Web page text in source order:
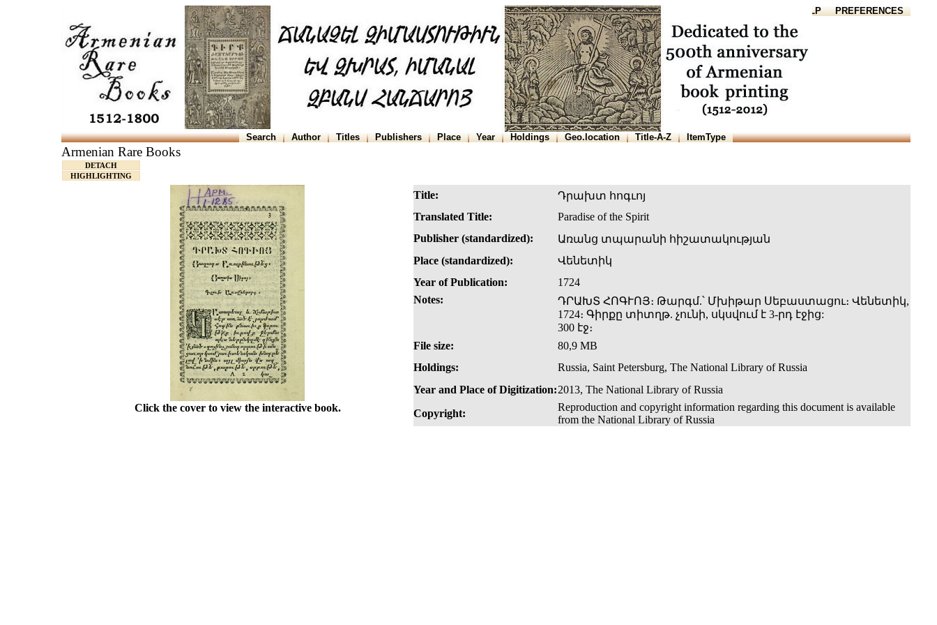
HELP PREFERENCES
Search Author Titles Publishers Place Year Holdings Geo.location Title-A-Z ItemType
Armenian Rare Books
DETACH
HIGHLIGHTING
Title:
Դրախտ հոգւոյ
Translated Title:
Paradise of the Spirit
Publisher (standardized):
Առանց տպարանի հիշատակության
Place (standardized):
Վենետիկ
Year of Publication:
1724
Notes:
ԴՐԱԽՏ ՀՈԳՒՈՅ։ Թարգմ.՝ Մխիթար Սեբաստացու։ Վենետիկ,
1724։ Գիրքը տիտղթ. չունի, սկսվում է 3-րդ էջից:
300 էջ։
File size:
80,9 MB
Holdings:
Russia, Saint Petersburg, The National Library of Russia
Year and Place of Digitization:2013, The National Library of Russia
Click the cover to view the interactive book.
Copyright:
Reproduction and copyright information regarding this document is available
from the National Library of Russia